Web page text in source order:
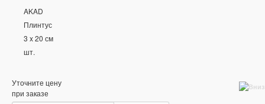
AKAD
Плинтус
3 x 20 см
шт.
Уточните цену
при заказе